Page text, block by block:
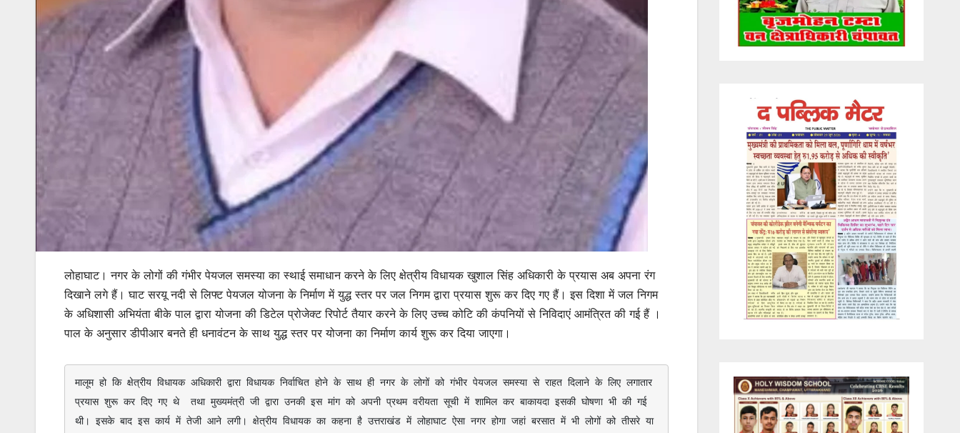
लोहाघाट। नगर के लोगों की गंभीर पेयजल समस्या का स्थाई समाधान करने के लिए क्षेत्रीय विधायक खुशाल सिंह अधिकारी के प्रयास अब अपना रंग
दिखाने लगे हैं। घाट सरयू नदी से लिफ्ट पेयजल योजना के निर्माण में युद्ध स्तर पर जल निगम द्वारा प्रयास शुरू कर दिए गए हैं। इस दिशा में जल निगम
के अधिशासी अभियंता बीके पाल द्वारा योजना की डिटेल प्रोजेक्ट रिपोर्ट तैयार करने के लिए उच्च कोटि की कंपनियों से निविदाएं आमंत्रित की गई हैं ।
पाल के अनुसार डीपीआर बनते ही धनावंटन के साथ युद्ध स्तर पर योजना का निर्माण कार्य शुरू कर दिया जाएगा।
मालूम हो कि क्षेत्रीय विधायक अधिकारी द्वारा विधायक निर्वाचित होने के साथ ही नगर के लोगों को गंभीर पेयजल समस्या से राहत दिलाने के लिए लगातार
प्रयास शुरू कर दिए गए थे  तथा मुख्यमंत्री जी द्वारा उनकी इस मांग को अपनी प्रथम वरीयता सूची में शामिल कर बाकायदा इसकी घोषणा भी की गई
थी। इसके बाद इस कार्य में तेजी आने लगी। क्षेत्रीय विधायक का कहना है उत्तराखंड में लोहाघाट ऐसा नगर होगा जहां बरसात में भी लोगों को तीसरे या